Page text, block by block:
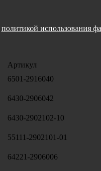
Артикул
6501-2916040
6430-2906042
6430-2902102-10
55111-2902101-01
64221-2906006
политикой использования